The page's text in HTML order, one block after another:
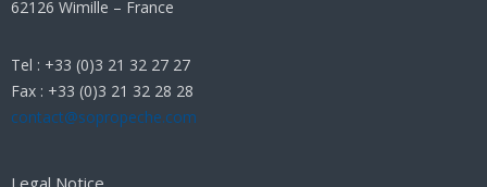
62126 Wimille – France
Tel : +33 (0)3 21 32 27 27
Fax : +33 (0)3 21 32 28 28
contact@sopropeche.com